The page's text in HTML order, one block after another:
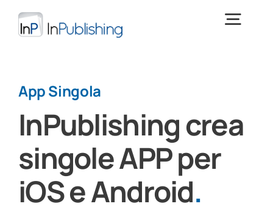
contenuto
Cos’è InPublishing
Download > PROVA INPUBLISHING <
Training
App Singola
InPublishing crea
singole APP per
iOS e Android.